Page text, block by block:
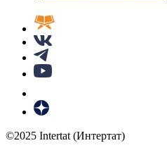
©2025 Intertat (Интертат)